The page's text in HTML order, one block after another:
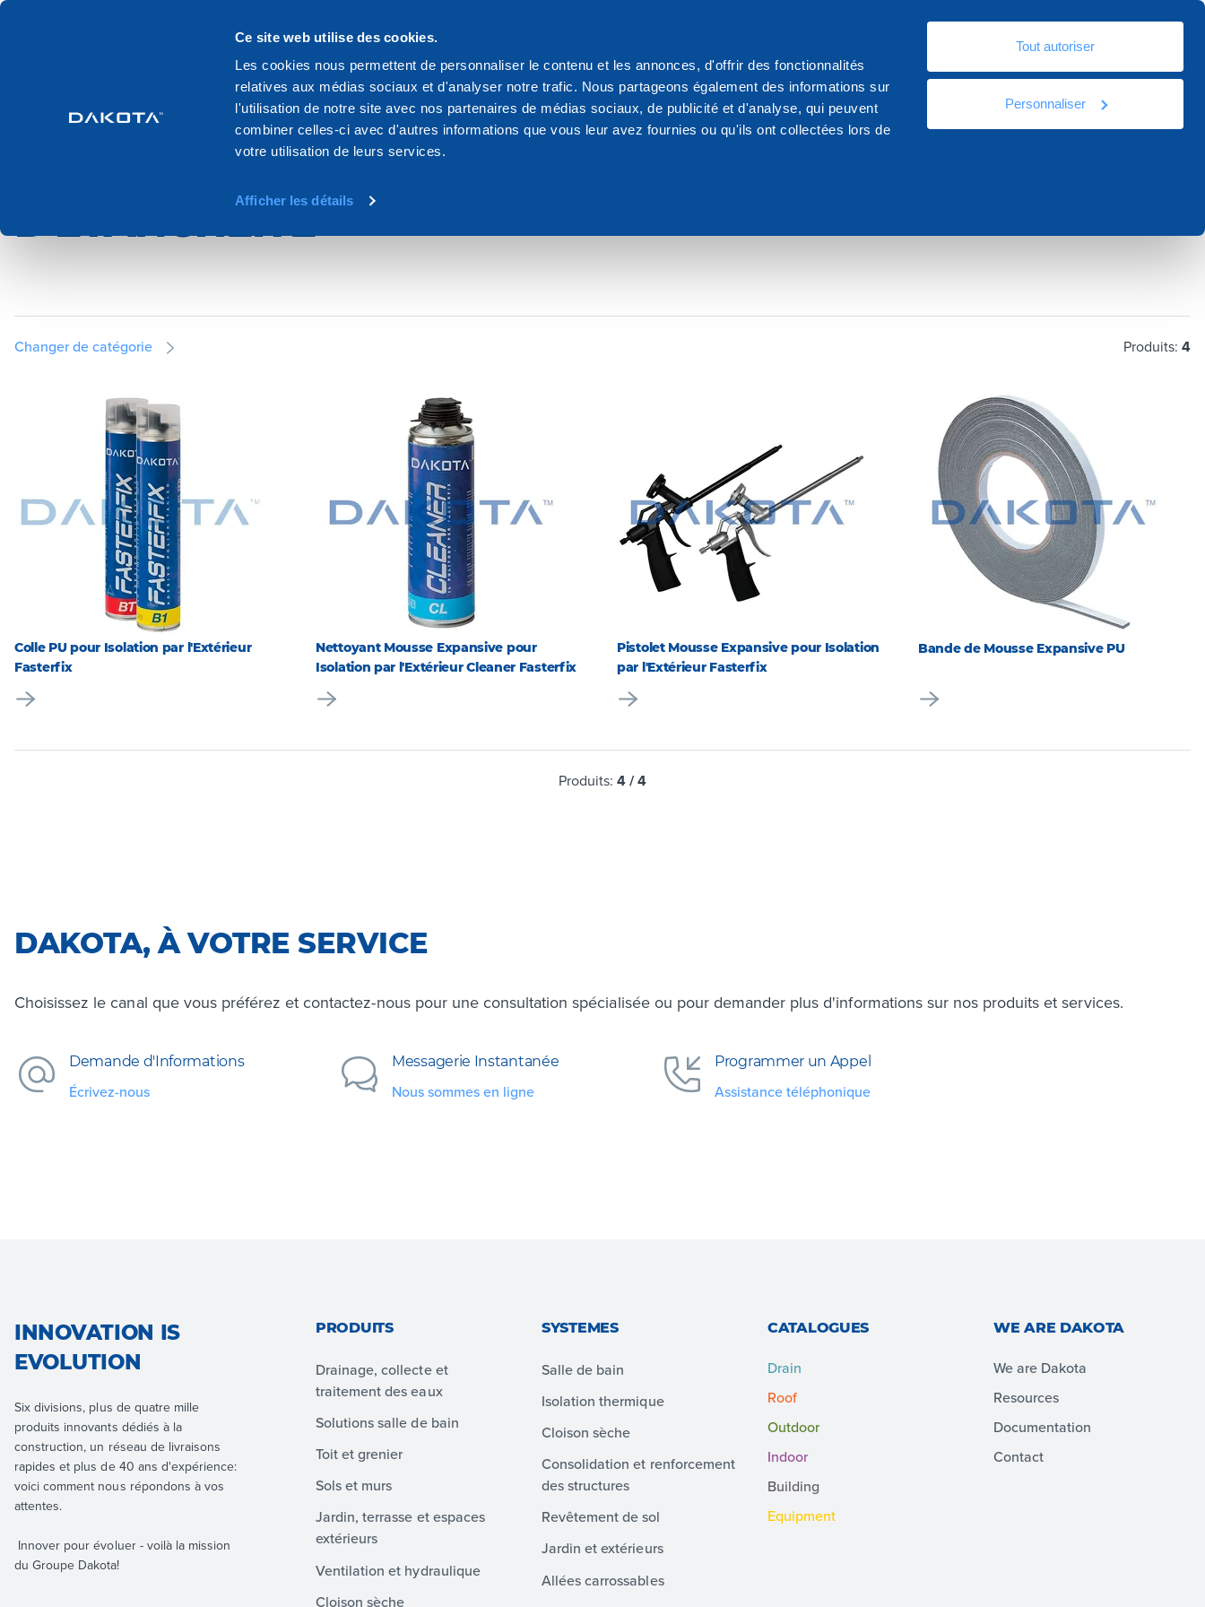
Ce site web utilise des cookies.
Les cookies nous permettent de personnaliser le contenu et les annonces, d'offrir des fonctionnalités
relatives aux médias sociaux et d'analyser notre trafic. Nous partageons également des informations sur
l'utilisation de notre site avec nos partenaires de médias sociaux, de publicité et d'analyse, qui peuvent
combiner celles-ci avec d'autres informations que vous leur avez fournies ou qu'ils ont collectées lors de
votre utilisation de leurs services.
Afficher les détails
Tout autoriser
Personnaliser
Isolation thermique Mousses et elements d etancheite
MOUSSES ET ÉLÉMENTS
D'ÉTANCHÉITÉ
Changer de catégorie Produits: 4
Colle PU pour Isolation par l'Extérieur
Fasterfix
Nettoyant Mousse Expansive pour
Isolation par l'Extérieur Cleaner Fasterfix
Pistolet Mousse Expansive pour Isolation
par l'Extérieur Fasterfix
Bande de Mousse Expansive PU
Produits:4/4
DAKOTA, À VOTRE SERVICE
Choisissez le canal que vous préférez et contactez-nous pour une consultation spécialisée ou pour demander plus d'informations sur nos produits et services.
Demande d'Informations
Écrivez-nous
Messagerie Instantanée
Nous sommes en ligne
Programmer un Appel
Assistance téléphonique
INNOVATION IS
EVOLUTION
Six divisions, plus de quatre mille
produits innovants dédiés à la
construction, un réseau de livraisons
rapides et plus de 40 ans d'expérience:
voici comment nous répondons à vos
attentes.
Innover pour évoluer - voilà la mission
du Groupe Dakota!
PRODUITS
Drainage, collecte et
traitement des eaux
Solutions salle de bain
Toit et grenier
Sols et murs
Jardin, terrasse et espaces
extérieurs
Ventilation et hydraulique
Cloison sèche
SYSTEMES
Salle de bain
Isolation thermique
Cloison sèche
Consolidation et renforcement
des structures
Revêtement de sol
Jardin et extérieurs
Allées carrossables
CATALOGUES
Drain
Roof
Outdoor
Indoor
Building
Equipment
WE ARE DAKOTA
We are Dakota
Resources
Documentation
Contact